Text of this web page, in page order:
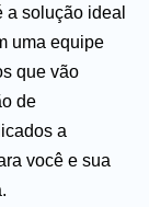
a solução ideal
uma equipe
que vão
de
a
você e sua